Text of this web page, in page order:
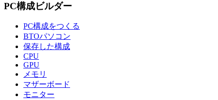
PC構成ビルダー
PC構成をつくる
BTOパソコン
保存した構成
CPU
GPU
メモリ
マザーボード
モニター